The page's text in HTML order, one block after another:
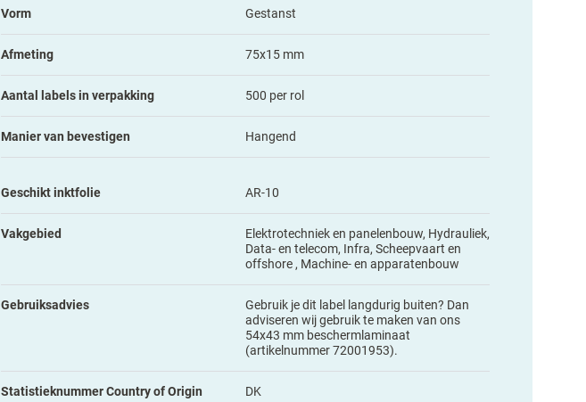
Vorm Gestanst
Afmeting 75x15 mm
Aantal labels in verpakking 500 per rol
Manier van bevestigen Hangend
Geschikt inktfolie AR-10
Vakgebied
Elektrotechniek en panelenbouw, Hydrauliek,
Data- en telecom, Infra, Scheepvaart en
offshore , Machine- en apparatenbouw
Gebruiksadvies
Gebruik je dit label langdurig buiten? Dan
adviseren wij gebruik te maken van ons
54x43 mm beschermlaminaat
(artikelnummer 72001953).
Statistieknummer Country of Origin DK